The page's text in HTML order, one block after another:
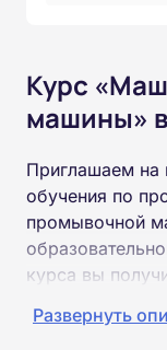
Курс
машины»
Приглашаем на
обучения по
промывочной
курса вы
Развернуть